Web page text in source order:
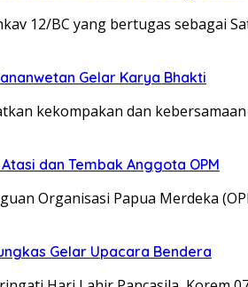
12/BC yang bertugas sebagai
Gelar Karya Bhakti
kekompakan dan
dan Tembak Anggota OPM
Organisasi Papua Merdeka
Gelar Upacara Bendera